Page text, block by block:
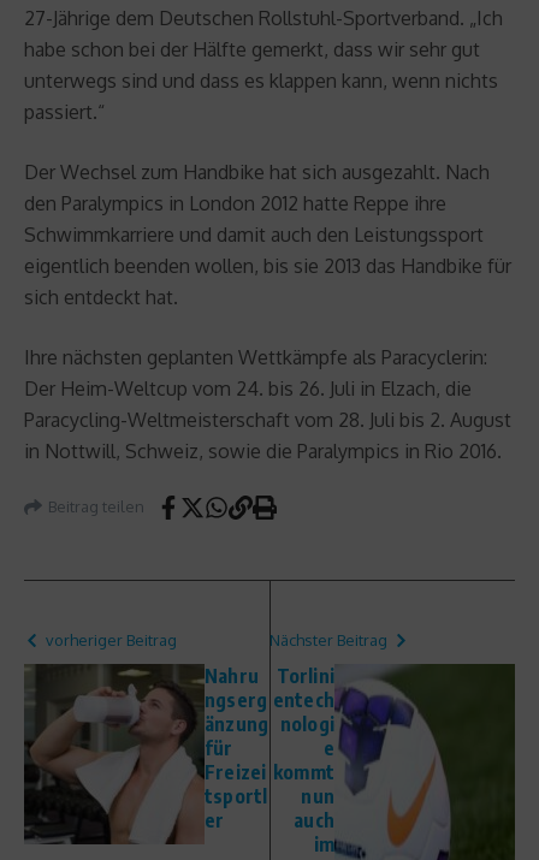
27-Jährige dem Deutschen Rollstuhl-Sportverband. „Ich
habe schon bei der Hälfte gemerkt, dass wir sehr gut
unterwegs sind und dass es klappen kann, wenn nichts
passiert.“
Der Wechsel zum Handbike hat sich ausgezahlt. Nach
den Paralympics in London 2012 hatte Reppe ihre
Schwimmkarriere und damit auch den Leistungssport
eigentlich beenden wollen, bis sie 2013 das Handbike für
sich entdeckt hat.
Ihre nächsten geplanten Wettkämpfe als Paracyclerin:
Der Heim-Weltcup vom 24. bis 26. Juli in Elzach, die
Paracycling-Weltmeisterschaft vom 28. Juli bis 2. August
in Nottwill, Schweiz, sowie die Paralympics in Rio 2016.
Beitrag teilen
vorheriger Beitrag
Nahru
ngserg
änzung
für
Freizei
tsportl
er
Nächster Beitrag
Torlini
entech
nologi
e
kommt
nun
auch
im